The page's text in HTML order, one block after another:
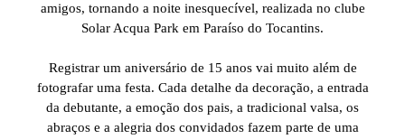
amigos, tornando a noite inesquecível, realizada no clube
Solar Acqua Park em Paraíso do Tocantins.
Registrar um aniversário de 15 anos vai muito além de
fotografar uma festa. Cada detalhe da decoração, a entrada
da debutante, a emoção dos pais, a tradicional valsa, os
abraços e a alegria dos convidados fazem parte de uma